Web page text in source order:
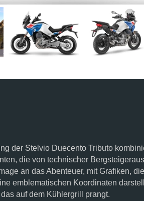
der Stelvio Duecento Tributo
die von technischer
an das Abenteuer, mit Grafiken,
emblematischen Koordinaten
auf dem Kühlergrill prangt.